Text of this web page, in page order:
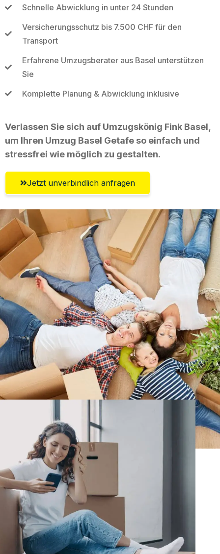
Schnelle Abwicklung in unter 24 Stunden
Versicherungsschutz bis 7.500 CHF für den
Transport
Erfahrene Umzugsberater aus Basel unterstützen
Sie
Komplette Planung & Abwicklung inklusive
Verlassen Sie sich auf Umzugskönig Fink Basel,
um Ihren Umzug Basel Getafe so einfach und
stressfrei wie möglich zu gestalten.
Jetzt unverbindlich anfragen